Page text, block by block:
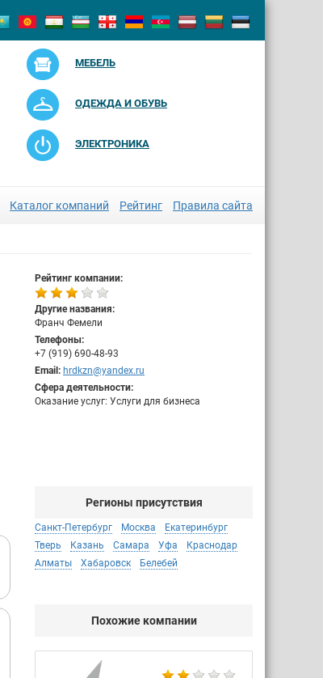
МЕБЕЛЬ
ОДЕЖДА И ОБУВЬ
ЭЛЕКТРОНИКА
Каталог компаний Рейтинг Правила сайта
Рейтинг компании:
Другие названия:
Франч Фемели
Телефоны:
+7 (919) 690-48-93
Email: hrdkzn@yandex.ru
Сфера деятельности:
Оказание услуг: Услуги для бизнеса
Регионы присутствия
Санкт-Петербург Москва
Екатеринбург
Тверь
Казань Самара Уфа
Краснодар
Алматы
Хабаровск Белебей
Похожие компании